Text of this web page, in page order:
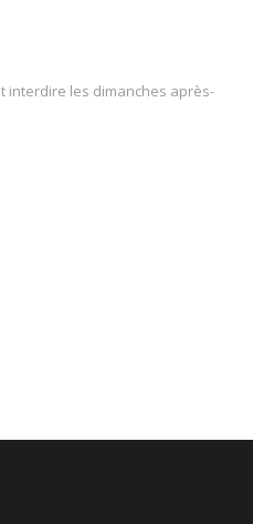
interdire les dimanches après-